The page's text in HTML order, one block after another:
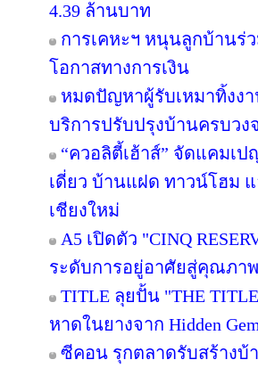
4.39 ล้านบาท
การเคหะฯ หนุนลูกบ้านร่
โอกาสทางการเงิน
หมดปัญหาผู้รับเหมาทิ้งงา
บริการปรับปรุงบ้านครบวง
“ควอลิตี้เฮ้าส์” จัดแคมเ
เดี่ยว บ้านแฝด ทาวน์โฮม
เชียงใหม่
A5 เปิดตัว "CINQ
ระดับการอยู่อาศัยสู่คุณภา
TITLE ลุยปั้น "THE
หาดในยางจาก Hidden
ซีคอน รุกตลาดรับสร้างบ้